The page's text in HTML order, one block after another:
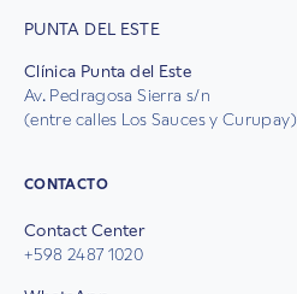
PUNTA DEL ESTE
Clínica Punta del Este
Av. Pedragosa Sierra s/n
(entre calles Los Sauces y Curupay)
CONTACTO
Contact Center
+598 2487 1020